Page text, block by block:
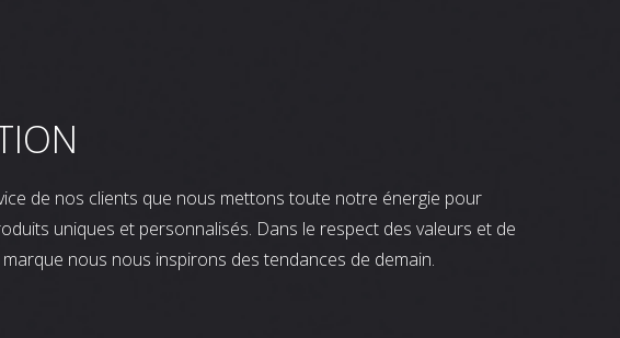
de nos clients que nous mettons toute notre énergie pour
uniques et personnalisés. Dans le respect des valeurs et de
marque nous nous inspirons des tendances de demain.